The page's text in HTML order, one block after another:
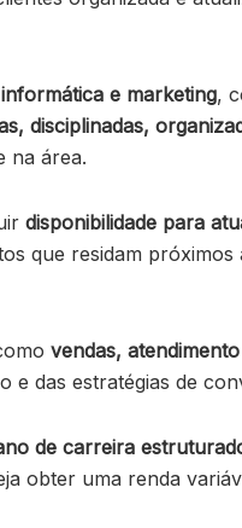
e marketing,
disciplinadas,
na área.
disponibilidade para
que residam próximos
vendas,
e das estratégias de
de carreira
obter uma renda